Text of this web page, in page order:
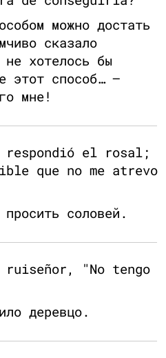
можно достать
сказало
хотелось бы
этот способ… —
мне!
respondió el rosal;
que no me atrevo
соловей.
"No tengo
деревцо.